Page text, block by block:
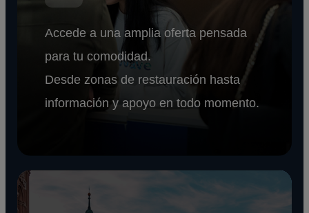
Accede a una amplia oferta pensada
para tu comodidad.
Desde zonas de restauración hasta
información y apoyo en todo momento.